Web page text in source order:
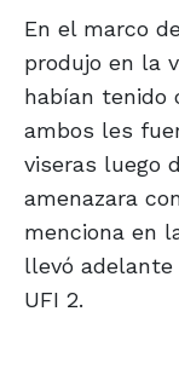
En el marco
produjo en la
habían tenido
ambos les
viseras luego
amenazara
menciona en
llevó
UFI 2.